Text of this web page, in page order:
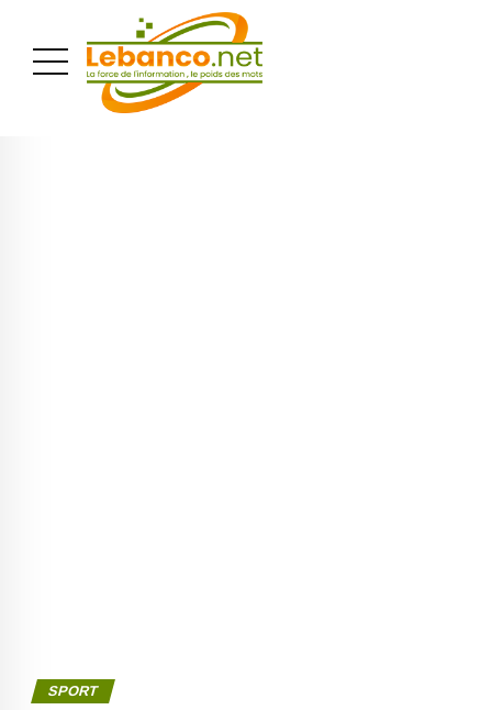
SPORT